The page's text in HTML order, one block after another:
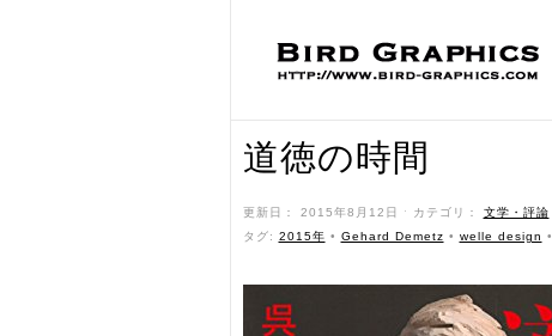
道徳の時間
更新日： 2015年8月12日 ˑ カテゴリ： 文学・評論
タグ: 2015年 • Gehard Demetz • welle design •